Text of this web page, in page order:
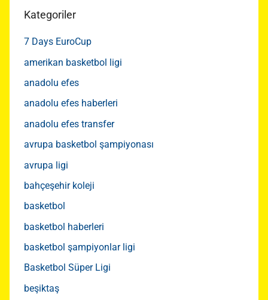
Kategoriler
7 Days EuroCup
amerikan basketbol ligi
anadolu efes
anadolu efes haberleri
anadolu efes transfer
avrupa basketbol şampiyonası
avrupa ligi
bahçeşehir koleji
basketbol
basketbol haberleri
basketbol şampiyonlar ligi
Basketbol Süper Ligi
beşiktaş